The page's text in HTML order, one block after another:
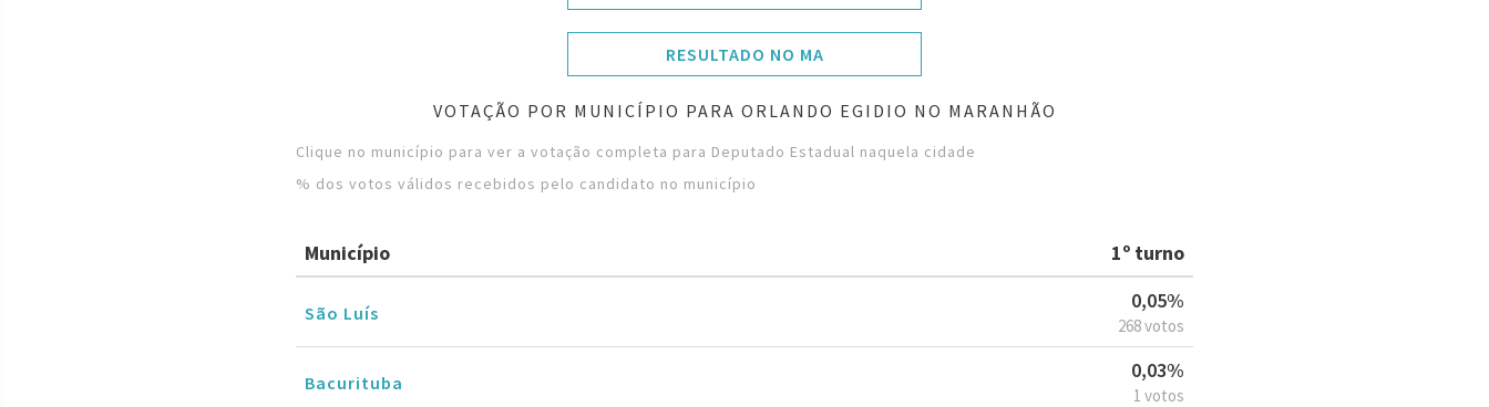
RESULTADO NO MA
VOTAÇÃO POR MUNICÍPIO PARA ORLANDO EGIDIO NO MARANHÃO
Clique no município para ver a votação completa para Deputado Estadual naquela cidade
% dos votos válidos recebidos pelo candidato no município
Município 1º turno
São Luís
0,05%
268 votos
Bacurituba
0,03%
1 votos